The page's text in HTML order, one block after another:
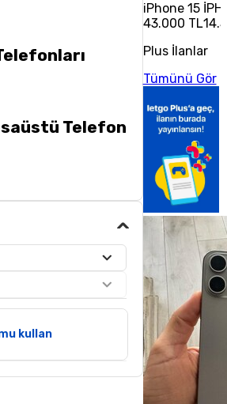
Telefon
kullan
iPhone 15
43.000 TL
Plus İlanlar
Tümünü Gör